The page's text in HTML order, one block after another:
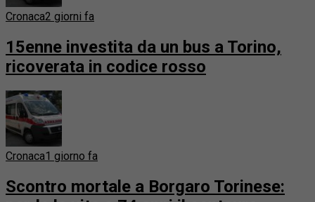
Cronaca2 giorni fa
15enne investita da un bus a Torino,
ricoverata in codice rosso
Cronaca1 giorno fa
Scontro mortale a Borgaro Torinese: